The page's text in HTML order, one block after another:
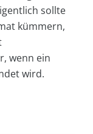
sollte
kümmern,
wenn ein
wird.